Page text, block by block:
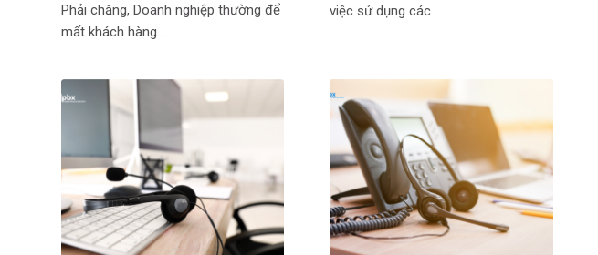
Phải chăng, Doanh nghiệp thường để
mất khách hàng…
việc sử dụng các…